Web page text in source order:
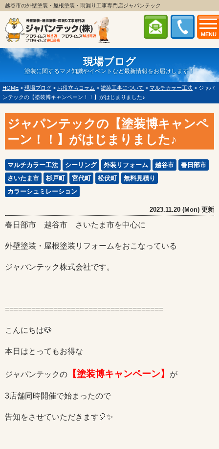
MENU
越谷市の外壁塗装・屋根塗装・雨漏り工事専門店ジャパンテック
現場ブログ
塗装に関するマメ知識やイベントなど最新情報をお届けします！
HOME > 現場ブログ > お役立ちコラム > 塗装工事について > マルチカラー工法 > ジャパ
ンテックの【塗装博キャンペーン！！】がはじまりました♪
ジャパンテックの【塗装博キャンペ
ーン！！】がはじまりました♪
マルチカラー工法 シーリング 外装リフォーム 越谷市
春日部市
さいたま市
杉戸町 宮代町 松伏町
無料見積り
カラーシュミレーション
2023.11.20 (Mon) 更新
春日部市 越谷市 さいたま市を中心に
外壁塗装・屋根塗装リフォームをおこなっている
ジャパンテック株式会社です。
====================================
こんにちは🐶
本日はとってもお得な
ジャパンテックの 【塗装博キャンペーン】 が
3店舗同時開催で始まったので
告知をさせていただきます🎈✨